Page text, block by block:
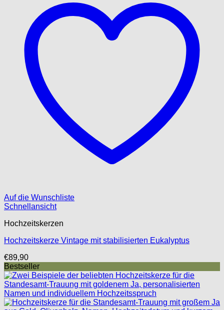
Auf die Wunschliste
Schnellansicht
Hochzeitskerzen
Hochzeitskerze Vintage mit stabilisierten Eukalyptus
€89,90
Bestseller